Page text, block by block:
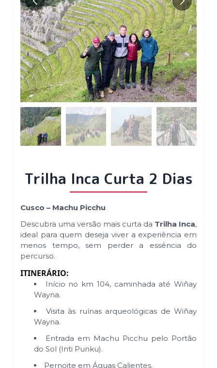
Trilha Inca Curta 2 Dias
Cusco – Machu Picchu
Descubra uma versão mais curta da Trilha Inca,
ideal para quem deseja viver a experiência em
menos tempo, sem perder a essência do
percurso.
ITINERÁRIO:
Início no km 104, caminhada até Wiñay
Wayna.
Visita às ruínas arqueológicas de Wiñay
Wayna.
Entrada em Machu Picchu pelo Portão
do Sol (Inti Punku).
Pernoite em Águas Calientes.